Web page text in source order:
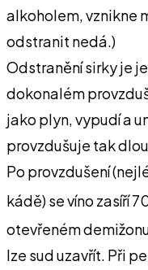
alkoholem, vznikne
odstranit nedá.)
Odstranění sirky je
dokonalém
jako plyn, vypudí a
provzdušuje tak
Po provzdušení
kádě) se víno zasíří
otevřeném
lze sud uzavřít. Při